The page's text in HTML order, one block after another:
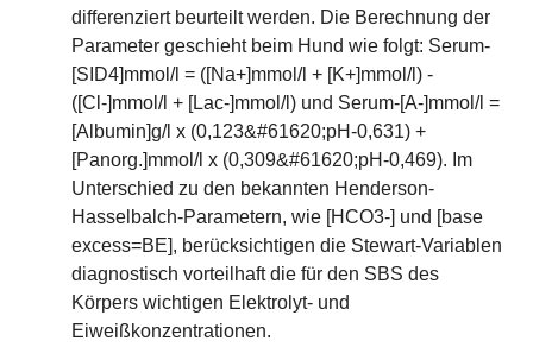
differenziert beurteilt werden. Die Berechnung der
Parameter geschieht beim Hund wie folgt: Serum-
[SID4]mmol/l = ([Na+]mmol/l + [K+]mmol/l) -
([Cl-]mmol/l + [Lac-]mmol/l) und Serum-[A-]mmol/l =
[Albumin]g/l x (0,123&#61620;pH-0,631) +
[Panorg.]mmol/l x (0,309&#61620;pH-0,469). Im
Unterschied zu den bekannten Henderson-
Hasselbalch-Parametern, wie [HCO3-] und [base
excess=BE], berücksichtigen die Stewart-Variablen
diagnostisch vorteilhaft die für den SBS des
Körpers wichtigen Elektrolyt- und
Eiweißkonzentrationen.